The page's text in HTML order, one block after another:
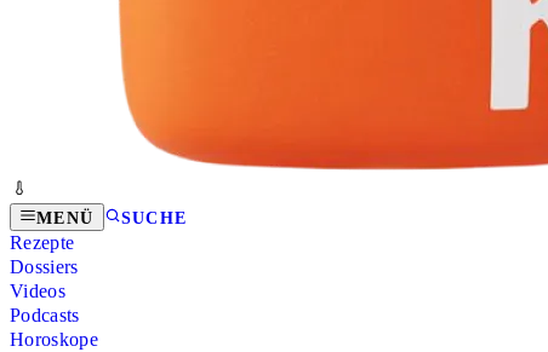
MENÜ SUCHE
Rezepte
Dossiers
Videos
Podcasts
Horoskope